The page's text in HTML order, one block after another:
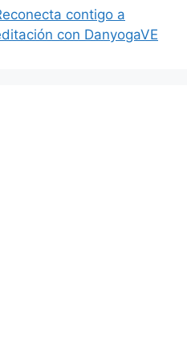
contigo a
con DanyogaVE